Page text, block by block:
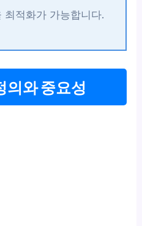
최적화가 가능합니다.
의와 중요성